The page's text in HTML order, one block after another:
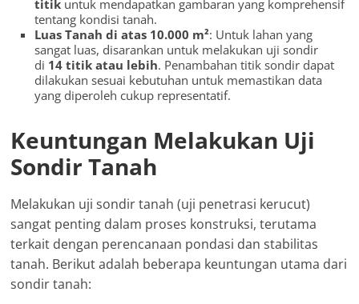
titik untuk mendapatkan gambaran yang komprehensif
tentang kondisi tanah.
Luas Tanah di atas 10.000 m²: Untuk lahan yang
sangat luas, disarankan untuk melakukan uji sondir
di 14 titik atau lebih. Penambahan titik sondir dapat
dilakukan sesuai kebutuhan untuk memastikan data
yang diperoleh cukup representatif.
Keuntungan Melakukan Uji
Sondir Tanah
Melakukan uji sondir tanah (uji penetrasi kerucut)
sangat penting dalam proses konstruksi, terutama
terkait dengan perencanaan pondasi dan stabilitas
tanah. Berikut adalah beberapa keuntungan utama dari
sondir tanah: